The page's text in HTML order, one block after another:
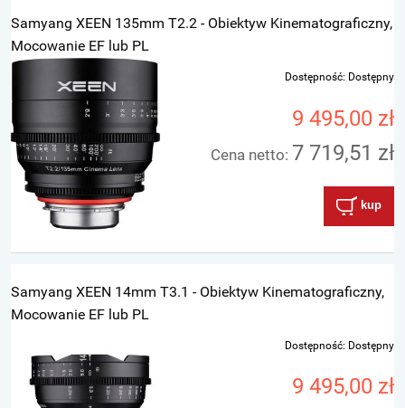
Samyang XEEN 135mm T2.2 - Obiektyw Kinematograficzny,
Mocowanie EF lub PL
Dostępność: Dostępny
9 495,00 zł
Cena netto: 7 719,51 zł
kup
Samyang XEEN 14mm T3.1 - Obiektyw Kinematograficzny,
Mocowanie EF lub PL
Dostępność: Dostępny
9 495,00 zł